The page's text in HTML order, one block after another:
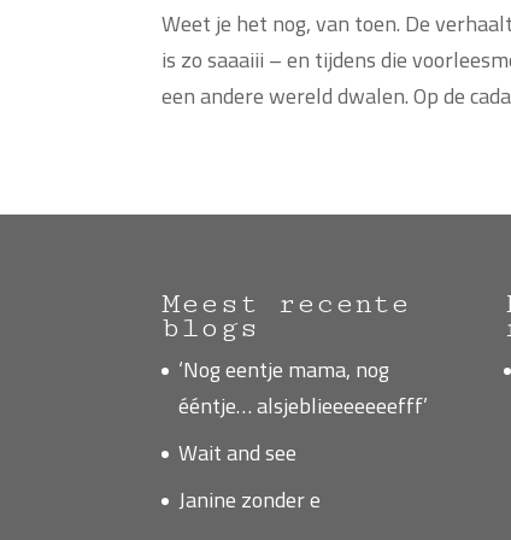
Weet je het nog, van toen. De
is zo saaaiii – en tijdens die
een andere wereld dwalen. Op de
Meest recente
blogs
‘Nog eentje mama, nog
ééntje… alsjeblieeeeeeefff’
Wait and see
Janine zonder e